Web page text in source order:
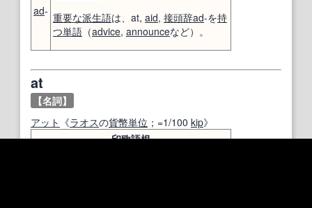
ad- 重要な派生語は、at, aid, 接頭辞ad-を持
つ単語 （advice, announceなど）。
at
【名詞】
アット 《ラオスの貨幣単位 ；=1/100 kip》
印欧語根